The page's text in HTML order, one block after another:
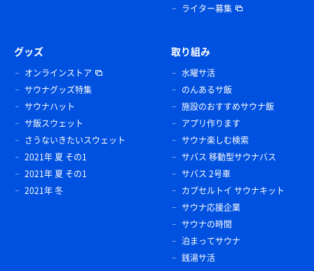
ライター募集
グッズ
オンラインストア
サウナグッズ特集
サウナハット
サ飯スウェット
さうないきたいスウェット
2021年 夏 その1
2021年 夏 その1
2021年 冬
取り組み
水曜サ活
のんあるサ飯
施設のおすすめサウナ飯
アプリ作ります
サウナ楽しむ検索
サバス 移動型サウナバス
サバス 2号車
カプセルトイ サウナキット
サウナ応援企業
サウナの時間
泊まってサウナ
銭湯サ活